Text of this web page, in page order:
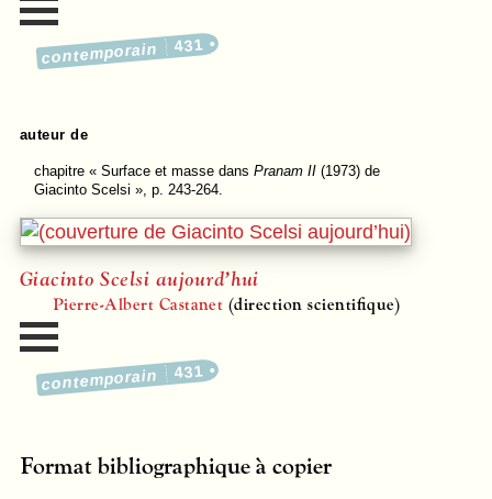
contemporain 431
auteur de
chapitre« Surface et masse dans Pranam II(1973) de
Giacinto Scelsi », p. 243-264.
Giacinto Scelsi aujourd’hui
Pierre-Albert Castanet (direction scientifique)
contemporain 431
Format bibliographique à copier